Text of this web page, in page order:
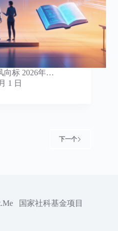
向标 2026年…
1 日
下一个
国家社科基金项目